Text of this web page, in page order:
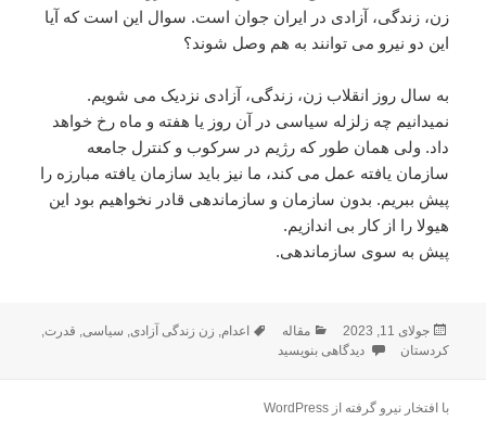
زن، زندگی، آزادی در ایران جوان است. سوال این است که آیا
این دو نیرو می توانند به هم وصل شوند؟
به سال روز انقلاب زن، زندگی، آزادی نزدیک می شویم.
نمیدانیم چه زلزله سیاسی در آن روز یا هفته و ماه رخ خواهد
داد. ولی همان طور که رژیم در سرکوب و کنترل جامعه
سازمان یافته عمل می کند، ما نیز باید سازمان یافته مبارزه را
پیش ببریم. بدون سازمان و سازماندهی قادر نخواهیم بود این
هیولا را از کار بی اندازیم.
پیش به سوی سازماندهی.
ارسال
شده
جولای 11, 2023 دسته‌ها
مقاله برچسب‌ها
اعدام, زن زندگی آزادی, سیاسی, قدرت,
کردستان
برای دو نسل و دو انقلاب
دیدگاهی بنویسید
با افتخار نیرو گرفته از WordPress